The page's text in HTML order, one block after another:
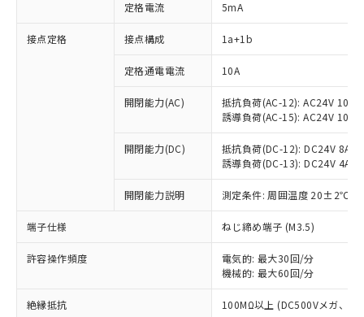
定格電流 5mA
接点定格 接点構成 1a+1b
定格通電電流 10A
開閉能力(AC)
抵抗負荷(AC-12): AC24V 10A/
誘導負荷(AC-15): AC24V
開閉能力(DC)
抵抗負荷(DC-12): DC24V 8A/
誘導負荷(DC-13): DC24V 4A/
開閉能力説明 測定条件: 周囲温度 20±2℃、
端子仕様 ねじ締め端子 (M3.5)
許容操作頻度
電気的: 最大30回/分
機械的: 最大60回/分
絶縁抵抗 100MΩ以上 (DC500Vメガ、点
以下の条件をお読みいただき、同意のうえ
ご利用ください。
本サービスは、当社制御機器事業取扱
商品の当社在庫状況および標準価格
(税抜)を提供させていただくもので
当社制御機器事業取扱商品の中には、
本サービスの対象外となる商品もある
対応済み：EU RoHS指令（10物質）の
非含有に対応した製品が提供可能な商品で
対応予定：EU RoHS指令（10物質）の非含
有に対応した製品に切り替える予定のある
対応予定なし：EU RoHS指令（10物質）の
非含有に非対応の商品で、対応品を出す予
定はありません。
調査・確認中：EU RoHS指令（10物質）の
非含有の対応状況を調査中または確認中の
非該当品：ライセンス料など無形物で、有
害物質有無と関係のない商品です。
仕入先様の事情により、非含有部品として
※1 中国RoHS○×表
「○」：最大均質材料含有率が中国RoHSの
基準値以下であることを示します。
「×」：最大均質材料含有率が中国RoHSの
基準値を超えていることを示します。